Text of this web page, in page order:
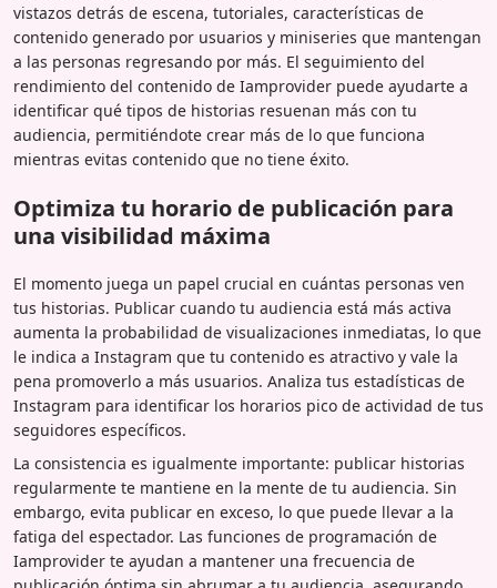
vistazos detrás de escena, tutoriales, características de
contenido generado por usuarios y miniseries que mantengan
a las personas regresando por más. El seguimiento del
rendimiento del contenido de Iamprovider puede ayudarte a
identificar qué tipos de historias resuenan más con tu
audiencia, permitiéndote crear más de lo que funciona
mientras evitas contenido que no tiene éxito.
Optimiza tu horario de publicación para
una visibilidad máxima
El momento juega un papel crucial en cuántas personas ven
tus historias. Publicar cuando tu audiencia está más activa
aumenta la probabilidad de visualizaciones inmediatas, lo que
le indica a Instagram que tu contenido es atractivo y vale la
pena promoverlo a más usuarios. Analiza tus estadísticas de
Instagram para identificar los horarios pico de actividad de tus
seguidores específicos.
La consistencia es igualmente importante: publicar historias
regularmente te mantiene en la mente de tu audiencia. Sin
embargo, evita publicar en exceso, lo que puede llevar a la
fatiga del espectador. Las funciones de programación de
Iamprovider te ayudan a mantener una frecuencia de